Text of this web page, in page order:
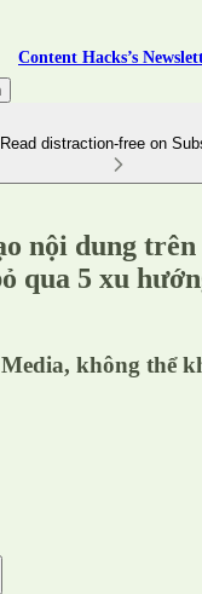
Content Hacks’s
Read distraction-free on
nội dung
qua 5 xu
không thể